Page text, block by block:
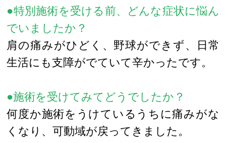
●特別施術を受ける前、どんな症状に悩ん
でいましたか？
肩の痛みがひどく、野球ができず、日常
生活にも支障がでていて辛かったです。
●施術を受けてみてどうでしたか？
何度か施術をうけているうちに痛みがな
くなり、可動域が戻ってきました。